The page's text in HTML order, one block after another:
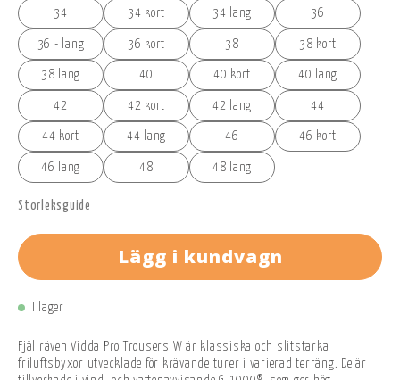
34 34 kort 34 lang 36
36 - lang 36 kort 38 38 kort
38 lang 40 40 kort 40 lang
42 42 kort 42 lang 44
44 kort 44 lang 46 46 kort
46 lang 48 48 lang
Storleksguide
Lägg i kundvagn
I lager
Fjällräven Vidda Pro Trousers W är klassiska och slitstarka
friluftsbyxor utvecklade för krävande turer i varierad terräng. De är